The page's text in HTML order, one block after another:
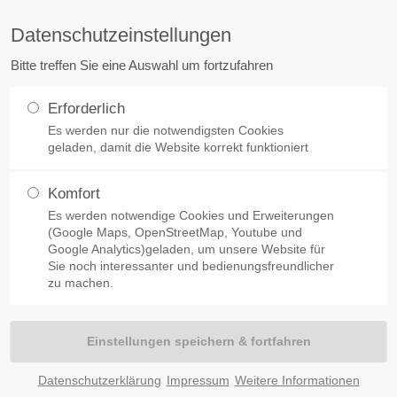
Michael Schmidt
Str. 8 - 10
06888 - 405
06888 - 5 72 56
Über uns
Malermeister Michael Schmidt
Dienstleister rund um die
Bautrocknung, Vermietung von
Bautrocknungsgeräten, sowie
Fassaden- und
Saarland und angrenzendes
bei
Datenschutzeinstellungen
Bitte treffen Sie eine Auswahl um fortzufahren
Erforderlich
Es werden nur die notwendigsten Cookies
geladen, damit die Website korrekt funktioniert
Komfort
Es werden notwendige Cookies und Erweiterungen
(Google Maps, OpenStreetMap, Youtube und
Google Analytics)geladen, um unsere Website für
Sie noch interessanter und bedienungsfreundlicher
zu machen.
Datenschutzerklärung Impressum Weitere Informationen